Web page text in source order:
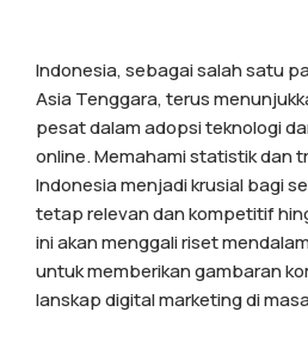
Indonesia, sebagai salah satu
Asia Tenggara, terus
pesat dalam adopsi teknologi
online. Memahami statistik dan
Indonesia menjadi krusial bagi
tetap relevan dan kompetitif
ini akan menggali riset
untuk memberikan gambaran
lanskap digital marketing di